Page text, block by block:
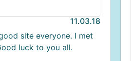
11.03.18
site everyone. I met
luck to you all.